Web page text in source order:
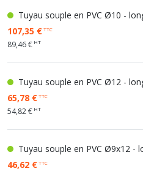
Tuyau souple en PVC Ø10 -
107,35 €TTC
89,46 € HT
Tuyau souple en PVC Ø12 -
65,78 €TTC
54,82 € HT
Tuyau souple en PVC Ø9x12 -
46,62 €TTC